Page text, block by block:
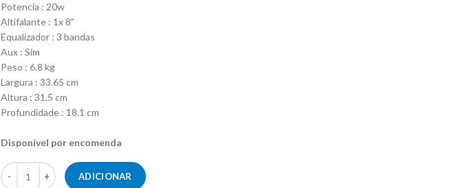
Potencia : 20w
Altifalante : 1x 8”
Equalizador : 3 bandas
Aux : Sim
Peso : 6.8 kg
Largura : 33.65 cm
Altura : 31.5 cm
Profundidade : 18.1 cm
Disponível por encomenda
Quantidade de Amplificador - Fender Frontman 20G
ADICIONAR